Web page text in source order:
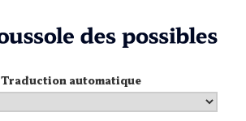
Traduction automatique